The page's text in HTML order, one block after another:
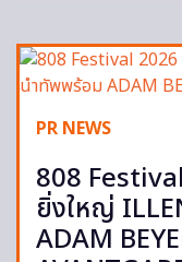
PR NEWS
808
ยิ่งใหญ่
ADAM